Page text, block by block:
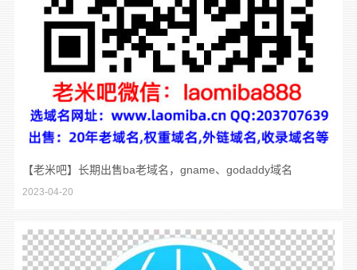
【老米吧】长期出售ba老域名，gname、godaddy域名
2023-04-20